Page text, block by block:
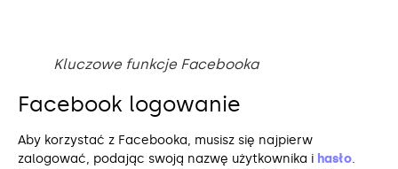
Kluczowe funkcje Facebooka
Facebook logowanie
Aby korzystać z Facebooka, musisz się najpierw
zalogować, podając swoją nazwę użytkownika i hasło.